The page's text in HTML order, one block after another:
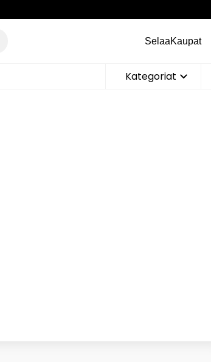
SelaaKaupat
Kategoriat